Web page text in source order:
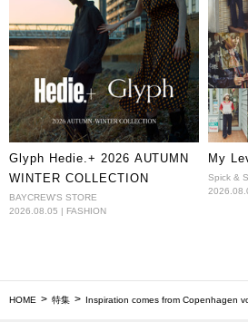
Glyph Hedie.+ 2026 AUTUMN
WINTER COLLECTION
BAYCREW'S STORE
2026.08.05 | FASHION
My
Spick &
HOME 特集 Inspiration comes from Copenhagen